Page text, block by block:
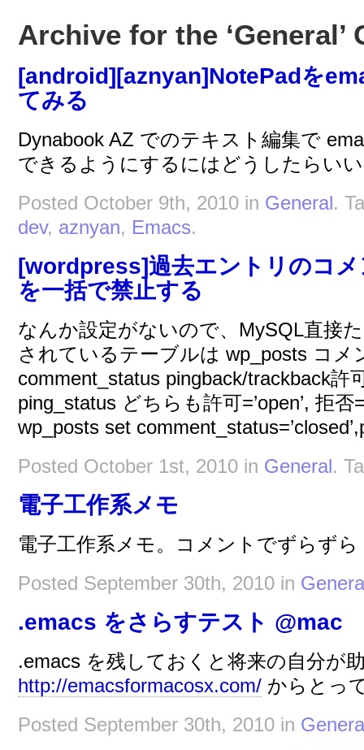
Archive for the ‘General’
[android][aznyan]NotePadを
てみる
Dynabook AZ でのテキスト編集で
できるようにするにはどうしたらい
Posted October 9th, 2010 in General.
dev, aznyan, Emacs.
[wordpress]過去エントリのコ
を一括で禁止する
なんか設定がないので、MySQL直接
されているテーブルは wp_posts コ
comment_status pingback/trackback許
ping_status どちらも許可=’open’, 拒否
wp_posts set
Posted October 1st, 2010 in General.
電子工作系メモ
電子工作系メモ。コメントでずらずら
Posted September 30th, 2010 in
.emacs をさらすテスト @mac
.emacs を残しておくと将来の自分が
http://emacsformacosx.com/ からとっ
Posted September 30th, 2010 in